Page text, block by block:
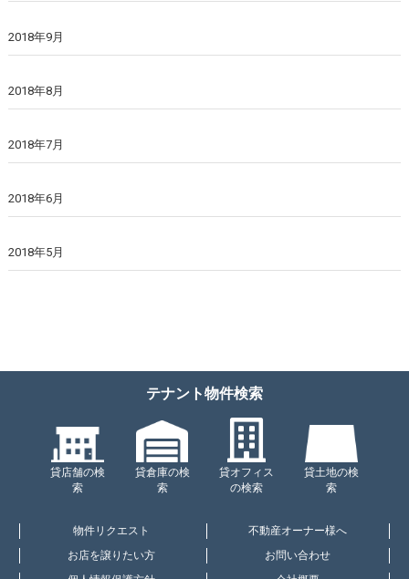
2018年9月
2018年8月
2018年7月
2018年6月
2018年5月
テナント物件検索
貸店舗の検
索
貸倉庫の検
索
貸オフィス
の検索
貸土地の検
索
物件リクエスト
不動産オーナー様へ
お店を譲りたい方
お問い合わせ